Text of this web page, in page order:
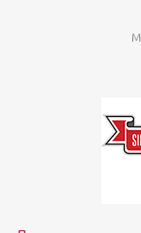
Пн,Вт,Ср,Чт,Пт (09:00
Екатеринбург, ул
Пн,Вт,Ср,Чт,Пт,Сб,Вс
Екатеринбург, ул
Пн,Вт,Ср,Чт,Пт,Сб,Вс
Екатеринбург, ул
Пн,Вт,Ср,Чт,Пт,Сб,Вс
Екатеринбург, ул
Пн,Вт,Ср,Чт,Пт,Сб,Вс